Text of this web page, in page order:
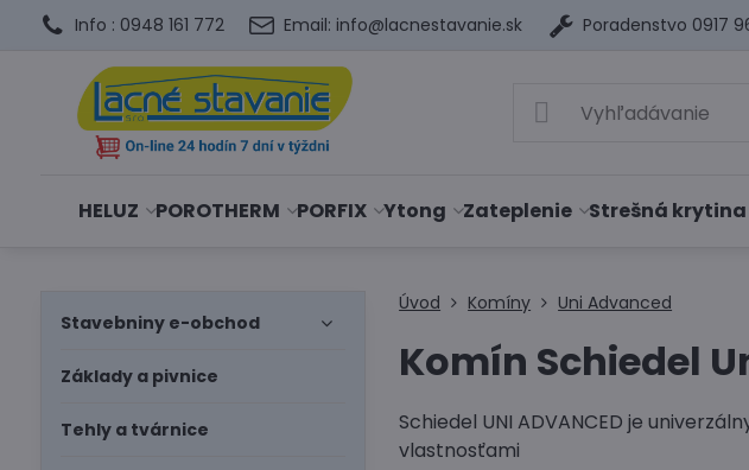
Info : 0948 161 772 Email: info@lacnestavanie.sk Poradenstvo 0917
HELUZ POROTHERM PORFIX Ytong Zateplenie Strešná krytina
Úvod Komíny Uni Advanced
Komín Schiedel
Schiedel UNI ADVANCED je
vlastnosťami
Stavebniny e-obchod
Základy a pivnice
Tehly a tvárnice